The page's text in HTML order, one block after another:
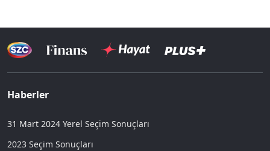
Haberler
31 Mart 2024 Yerel Seçim Sonuçları
2023 Seçim Sonuçları